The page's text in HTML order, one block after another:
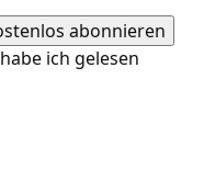
habe ich gelesen